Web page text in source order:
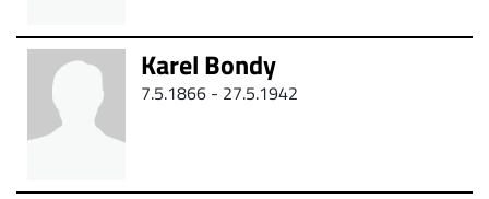
Karel Bondy
7.5.1866 - 27.5.1942